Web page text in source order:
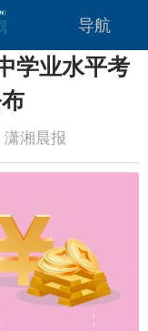
导航
学业水平考
潇湘晨报